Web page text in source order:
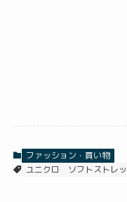
ファッション・買い物
ユニクロ
ソフトストレ